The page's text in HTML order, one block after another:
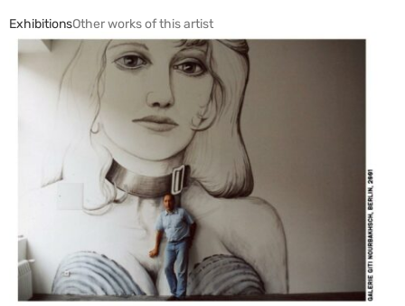
ExhibitionsOther works of this artist